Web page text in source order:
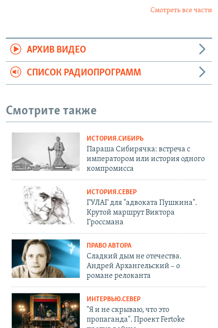
Смотреть все части
АРХИВ ВИДЕО
СПИСОК РАДИОПРОГРАММ
Смотрите также
ИСТОРИЯ.СИБИРЬ
Параша Сибирячка: встреча с
императором или история одного
компромисса
ИСТОРИЯ.СЕВЕР
ГУЛАГ для "адвоката Пушкина".
Крутой маршрут Виктора
Гроссмана
ПРАВО АВТОРА
Сладкий дым не отечества.
Андрей Архангельский – о
романе релоканта
ИНТЕРВЬЮ.СЕВЕР
"Я и не скрываю, что это
пропаганда". Проект Fertoke